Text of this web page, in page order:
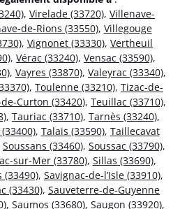
, Virelade (33720), Villenave-
de-Rions (33550), Villegouge
, Vignonet (33330), Vertheuil
, Vérac (33240), Vensac (33590),
, Vayres (33870), Valeyrac (33340),
, Toulenne (33210), Tizac-de-
Curton (33420), Teuillac (33710),
, Tauriac (33710), Tarnès (33240),
, Talais (33590), Taillecavat
Soussans (33460), Soussac (33790),
sur-Mer (33780), Sillas (33690),
(33490), Savignac-de-l’Isle (33910),
(33430), Sauveterre-de-Guyenne
, Saumos (33680), Saugon (33920),